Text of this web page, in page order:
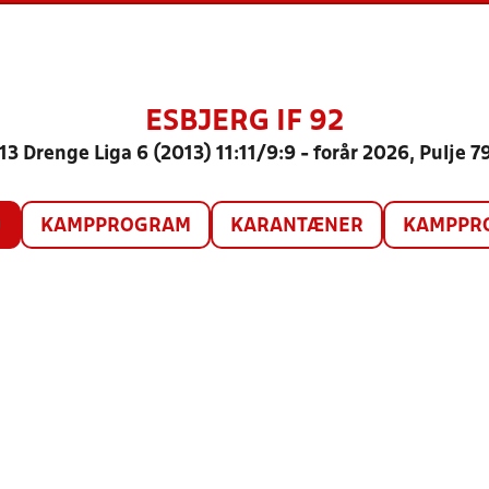
ESBJERG IF 92
Drenge Liga 6 (2013) 11:11/9:9 - forår 2026, Pulje
KAMPPROGRAM KARANTÆNER